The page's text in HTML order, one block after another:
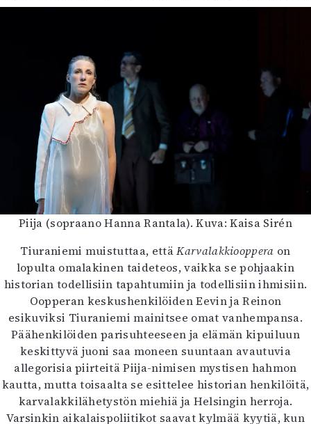
Piija (sopraano Hanna Rantala). Kuva: Kaisa Sirén
Tiuraniemi muistuttaa, ettäKarvalakkiooppera on
lopulta omalakinen taideteos, vaikka se pohjaakin
historian todellisiin tapahtumiin ja todellisiin ihmisiin.
Oopperan keskushenkilöiden Eevin ja Reinon
esikuviksi Tiuraniemi mainitsee omat vanhempansa.
Päähenkilöiden parisuhteeseen ja elämän kipuiluun
keskittyvä juoni saa moneen suuntaan avautuvia
allegorisia piirteitä Piija-nimisen mystisen hahmon
kautta, mutta toisaalta se esittelee historian henkilöitä,
karvalakkilähetystön miehiä ja Helsingin herroja.
Varsinkin aikalaispoliitikot saavat kylmää kyytiä, kun